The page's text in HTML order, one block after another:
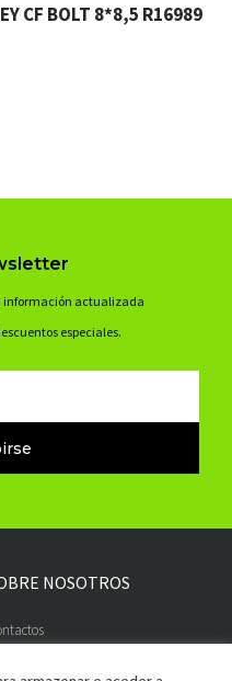
CF BOLT 8*8,5 R16989
información actualizada
especiales.
NOSOTROS